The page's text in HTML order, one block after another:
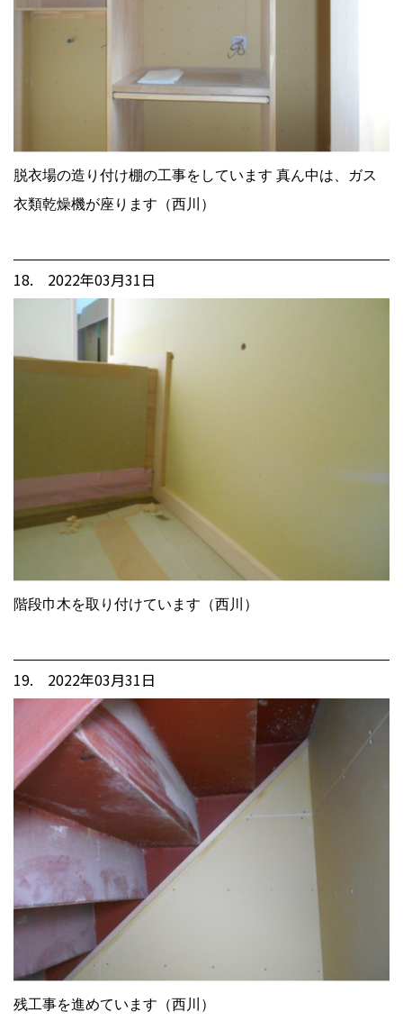
脱衣場の造り付け棚の工事をしています 真ん中は、ガス
衣類乾燥機が座ります（西川）
18. 2022年03月31日
階段巾木を取り付けています（西川）
19. 2022年03月31日
残工事を進めています（西川）